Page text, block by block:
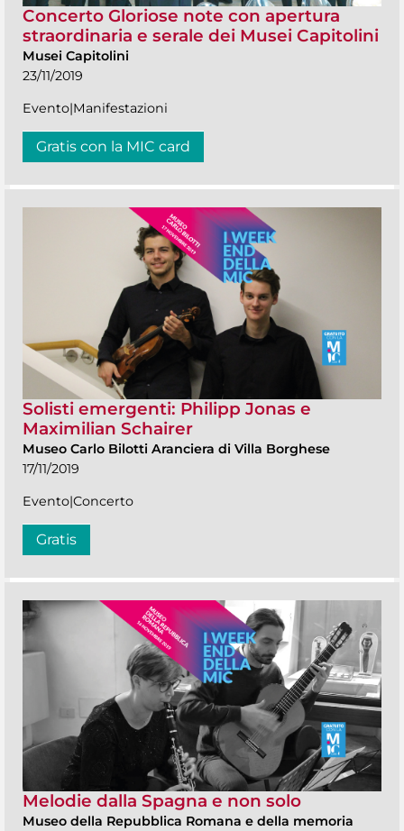
Concerto Gloriose note con apertura
straordinaria e serale dei Musei Capitolini
Musei Capitolini
23/11/2019
Evento|Manifestazioni
Gratis con la MIC card
Solisti emergenti: Philipp Jonas e
Maximilian Schairer
Museo Carlo Bilotti Aranciera di Villa Borghese
17/11/2019
Evento|Concerto
Gratis
Melodie dalla Spagna e non solo
Museo della Repubblica Romana e della memoria